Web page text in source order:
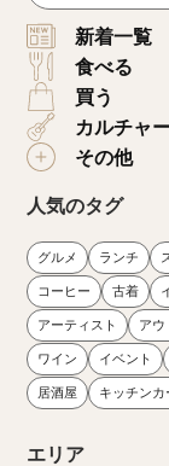
新着一覧
食べる
買う
カルチャ
その他
人気のタグ
グルメ ランチ
コーヒー 古着
アーティスト アウ
ワイン イベント
居酒屋 キッチンカ
エリア